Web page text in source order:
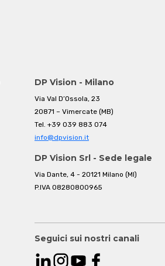
DP Vision - Milano
Via Val D’Ossola, 23
20871 – Vimercate (MB)
Tel. +39 039 883 074
info@dpvision.it
DP Vision Srl - Sede legale
Via Dante, 4 - 20121 Milano (MI)
P.IVA 08280800965
Seguici sui nostri canali